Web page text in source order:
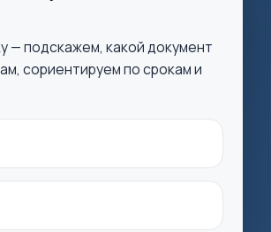
— подскажем, какой документ
сориентируем по срокам и